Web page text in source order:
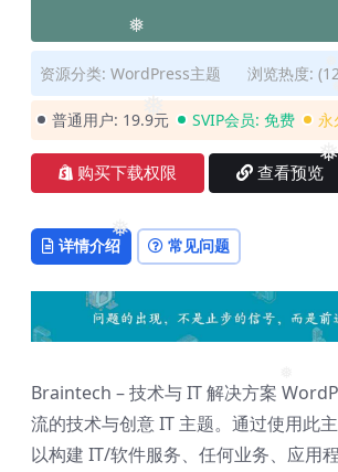
❅
❅
❅
❅
❅
❅
❅
资源分类: WordPress主题 浏览热度:
普通用户: 19.9元 SVIP会员: 免费 永
购买下载权限 查看预览
详情介绍 常见问题
Braintech – 技术与 IT 解决方案
流的技术与创意 IT 主题。通过使用此
以构建 IT/软件服务、任何业务、应用